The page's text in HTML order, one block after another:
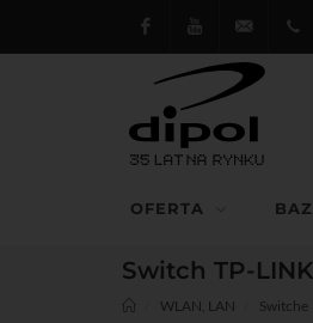
FacebookYoutube
OFERTA
Switch TP-
WLAN, LAN Switche